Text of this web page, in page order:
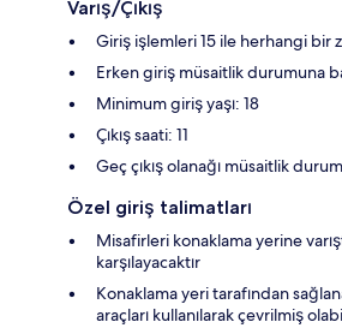
Varış/Çıkış
Giriş işlemleri 15 ile herhangi bir
Erken giriş müsaitlik durumuna
Minimum giriş yaşı: 18
Çıkış saati: 11
Geç çıkış olanağı müsaitlik
Özel giriş talimatları
Misafirleri konaklama yerine
karşılayacaktır
Konaklama yeri tarafından
araçları kullanılarak çevrilmiş